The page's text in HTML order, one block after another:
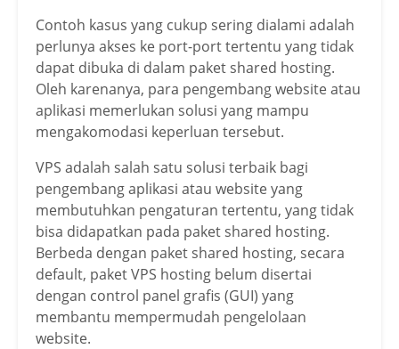
Contoh kasus yang cukup sering dialami adalah
perlunya akses ke port-port tertentu yang tidak
dapat dibuka di dalam paket shared hosting.
Oleh karenanya, para pengembang website atau
aplikasi memerlukan solusi yang mampu
mengakomodasi keperluan tersebut.
VPS adalah salah satu solusi terbaik bagi
pengembang aplikasi atau website yang
membutuhkan pengaturan tertentu, yang tidak
bisa didapatkan pada paket shared hosting.
Berbeda dengan paket shared hosting, secara
default, paket VPS hosting belum disertai
dengan control panel grafis (GUI) yang
membantu mempermudah pengelolaan
website.